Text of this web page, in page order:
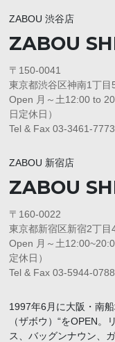
ZABOU 渋谷店
ZABOU
〒150-0041
東京都渋谷区神南1丁
Open 月～土12:00 to
日定休日）
Tel & Fax 03-3461-7773
ZABOU 新宿店
ZABOU
〒160-0022
東京都新宿区新宿2丁目
Open 月～土
定休日）
Tel & Fax 03-5944-0788
1997年6月に大阪・南
（ザボウ）“をOPEN
ス、バッグンナウン、